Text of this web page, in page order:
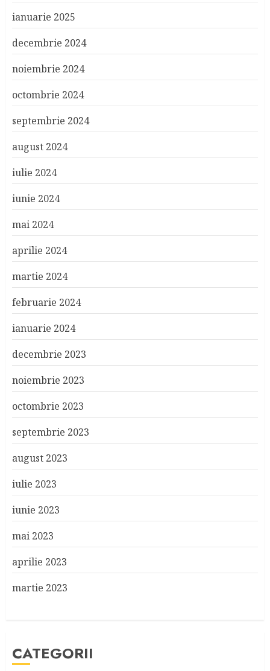
ianuarie 2025
decembrie 2024
noiembrie 2024
octombrie 2024
septembrie 2024
august 2024
iulie 2024
iunie 2024
mai 2024
aprilie 2024
martie 2024
februarie 2024
ianuarie 2024
decembrie 2023
noiembrie 2023
octombrie 2023
septembrie 2023
august 2023
iulie 2023
iunie 2023
mai 2023
aprilie 2023
martie 2023
CATEGORII